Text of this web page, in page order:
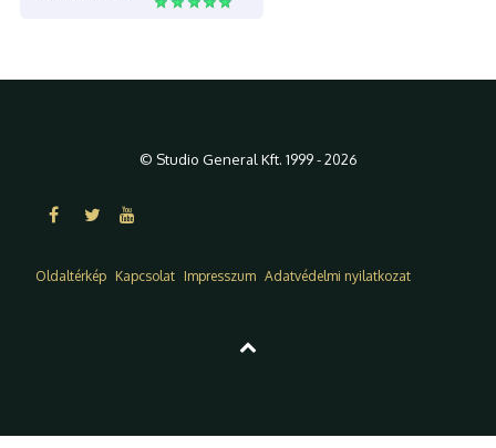
© Studio General Kft. 1999 - 2026
Oldaltérkép Kapcsolat Impresszum Adatvédelmi nyilatkozat